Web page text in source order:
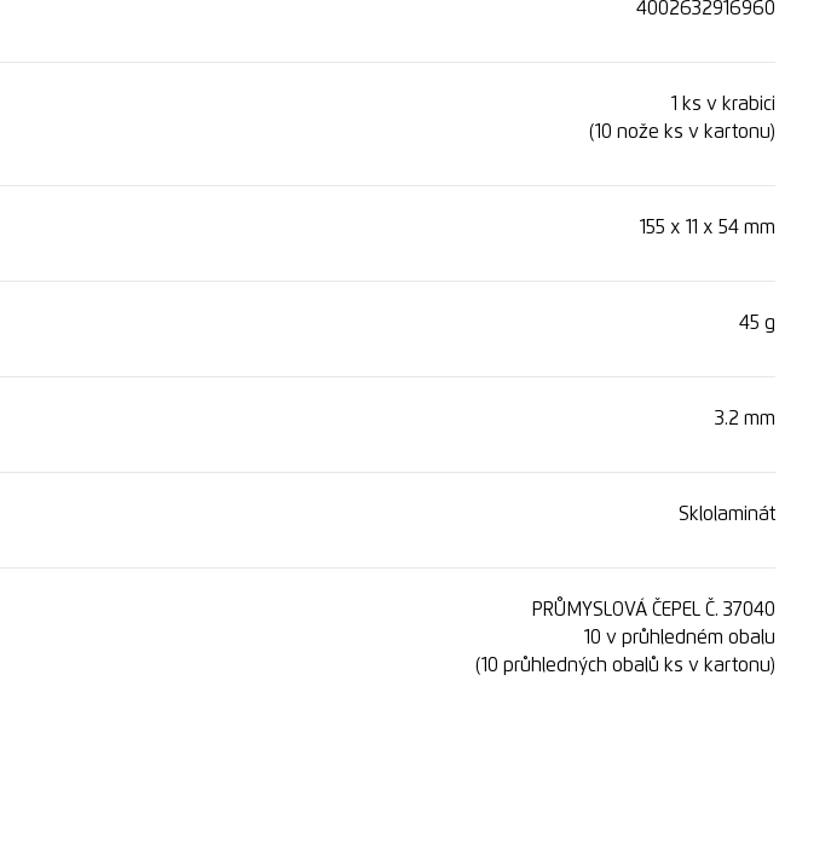
4002632916960
1 ks v krabici
(10 nože ks v kartonu)
155 x 11 x 54 mm
45 g
3.2 mm
Sklolaminát
PRŮMYSLOVÁ ČEPEL Č. 37040
10 v průhledném obalu
(10 průhledných obalů ks v kartonu)